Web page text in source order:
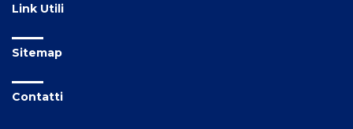
Link Utili
Sitemap
Contatti